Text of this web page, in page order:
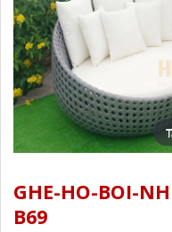
GHE-HO-BOI-
B69